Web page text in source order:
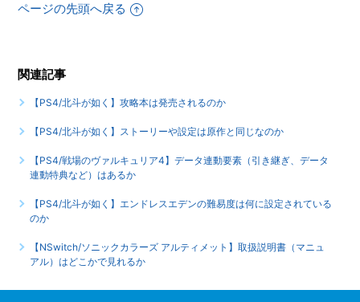
ページの先頭へ戻る
関連記事
【PS4/北斗が如く】攻略本は発売されるのか
【PS4/北斗が如く】ストーリーや設定は原作と同じなのか
【PS4/戦場のヴァルキュリア4】データ連動要素（引き継ぎ、データ
連動特典など）はあるか
【PS4/北斗が如く】エンドレスエデンの難易度は何に設定されている
のか
【NSwitch/ソニックカラーズ アルティメット】取扱説明書（マニュ
アル）はどこかで見れるか